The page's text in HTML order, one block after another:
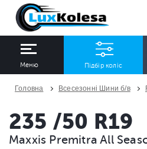
Меню Підбір коліс
Ширина Профіль
Головна Всесезонні Шини б/в
235 /50 R19
Maxxis Premitra All